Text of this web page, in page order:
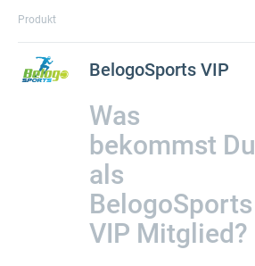
Produkt
BelogoSports VIP
Was
bekommst Du
als
BelogoSports
VIP Mitglied?